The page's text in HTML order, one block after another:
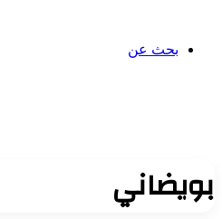
بحث عن
بويضاني